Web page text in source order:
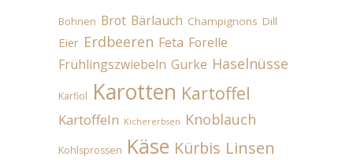
Bohnen Brot Bärlauch Champignons Dill
Eier Erdbeeren Feta Forelle
Frühlingszwiebeln Gurke Haselnüsse
Karfiol Karotten Kartoffel
Kartoffeln Kichererbsen Knoblauch
Kohlsprossen Käse Kürbis Linsen